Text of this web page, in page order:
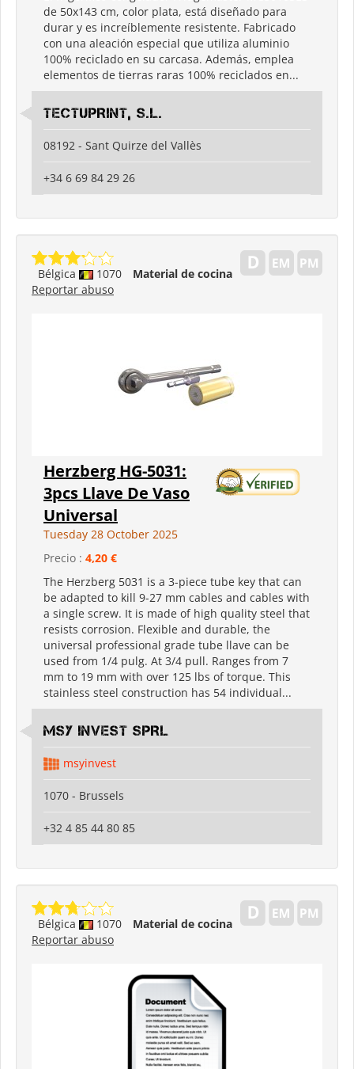
de 50x143 cm, color plata, está diseñado para
durar y es increíblemente resistente. Fabricado
con una aleación especial que utiliza aluminio
100% reciclado en su carcasa. Además, emplea
elementos de tierras raras 100% reciclados en...
TECTUPRINT, S.L.
08192 - Sant Quirze del Vallès
+34 6 69 84 29 26
Bélgica 1070
Material de cocina
Reportar abuso
Herzberg HG-5031:
3pcs Llave De Vaso
Universal
Tuesday 28 October 2025
Precio : 4,20 €
The Herzberg 5031 is a 3-piece tube key that can
be adapted to kill 9-27 mm cables and cables with
a single screw. It is made of high quality steel that
resists corrosion. Flexible and durable, the
universal professional grade tube llave can be
used from 1/4 pulg. At 3/4 pull. Ranges from 7
mm to 19 mm with over 125 lbs of torque. This
stainless steel construction has 54 individual...
MSY INVEST SPRL
msyinvest
1070 - Brussels
+32 4 85 44 80 85
Bélgica 1070
Material de cocina
Reportar abuso